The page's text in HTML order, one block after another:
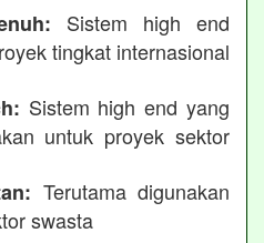
Sistem high end
tingkat internasional
Sistem high end yang
untuk proyek sektor
Terutama digunakan
swasta